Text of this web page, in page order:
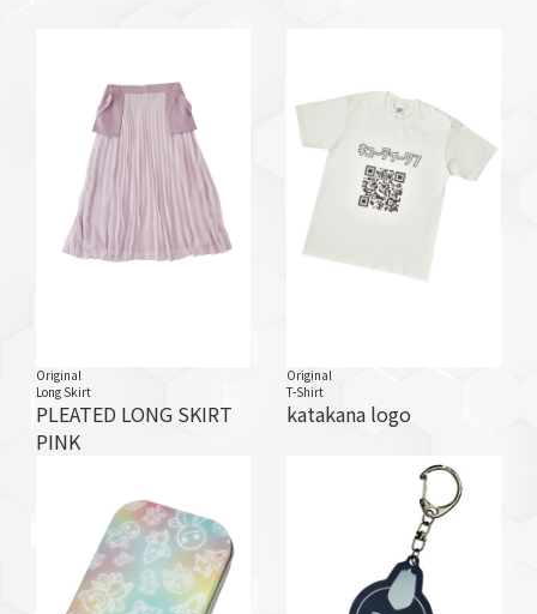
Original
Long Skirt
PLEATED LONG SKIRT
PINK
Original
T-Shirt
katakana logo